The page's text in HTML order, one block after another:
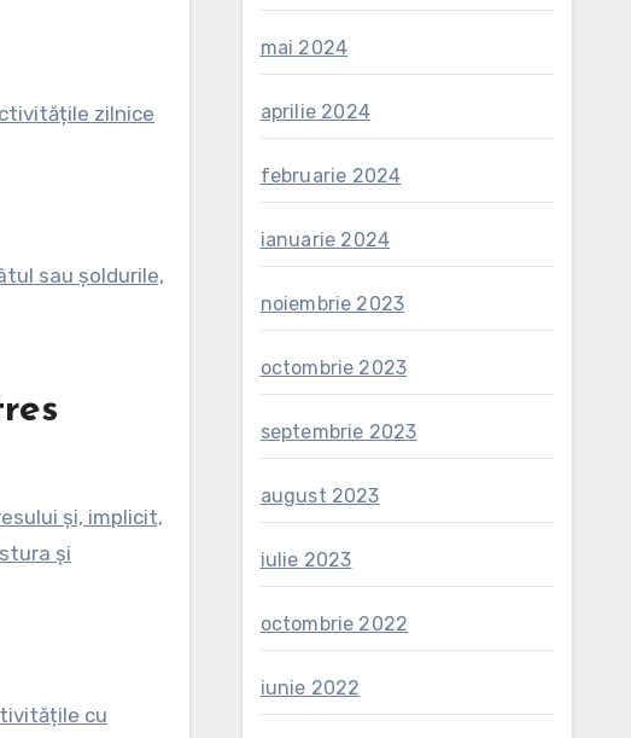
zilnice
sau șoldurile,
și, implicit,
și
cu
mai 2024
aprilie 2024
februarie 2024
ianuarie 2024
noiembrie 2023
octombrie 2023
septembrie 2023
august 2023
iulie 2023
octombrie 2022
iunie 2022